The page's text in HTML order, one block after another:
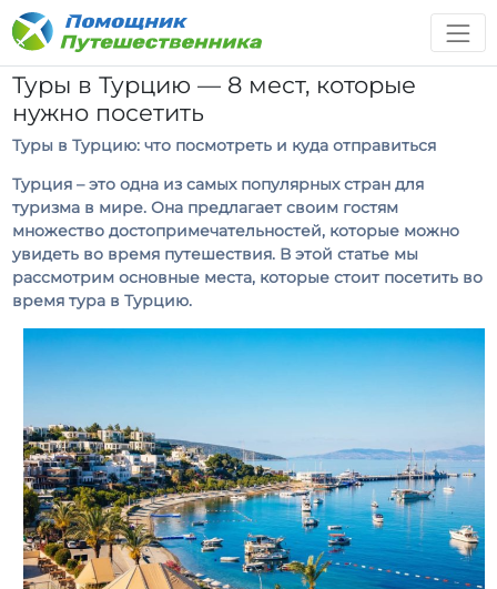
Туры в Турцию — 8 мест, которые
нужно посетить
Туры в Турцию: что посмотреть и куда отправиться
Турция – это одна из самых популярных стран для
туризма в мире. Она предлагает своим гостям
множество достопримечательностей, которые можно
увидеть во время путешествия. В этой статье мы
рассмотрим основные места, которые стоит посетить во
время тура в Турцию.